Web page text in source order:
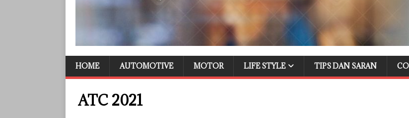
HOME AUTOMOTIVE MOTOR LIFE STYLE TIPS DAN SARAN
ATC 2021